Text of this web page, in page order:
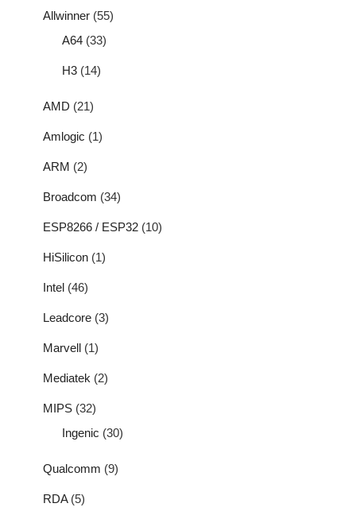
Allwinner (55)
A64 (33)
H3 (14)
AMD (21)
Amlogic (1)
ARM (2)
Broadcom (34)
ESP8266 / ESP32 (10)
HiSilicon (1)
Intel (46)
Leadcore (3)
Marvell (1)
Mediatek (2)
MIPS (32)
Ingenic (30)
Qualcomm (9)
RDA(5)